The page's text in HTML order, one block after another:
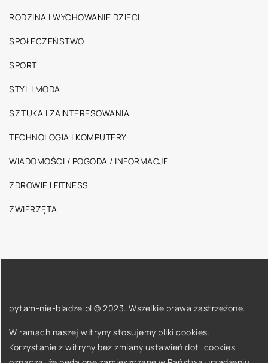
RODZINA I WYCHOWANIE DZIECI
SPOŁECZEŃSTWO
SPORT
STYL I MODA
SZTUKA I ZAINTERESOWANIA
TECHNOLOGIA I KOMPUTERY
WIADOMOŚCI / POGODA / INFORMACJE
ZDROWIE I FITNESS
ZWIERZĘTA
pytam-nie-bladze.pl © 2023. Wszelkie prawa zastrzeżone.
W ramach naszej witryny stosujemy pliki cookies.
Korzystanie z witryny bez zmiany ustawień dot. cookies